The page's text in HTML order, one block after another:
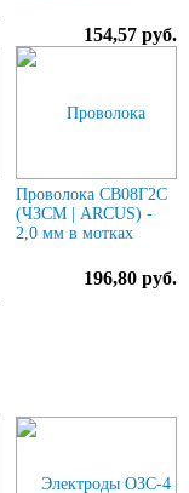
154,57 руб.
Проволока СВ08Г2С
(ЧЗСМ | ARCUS) -
2,0 мм в мотках
196,80 руб.